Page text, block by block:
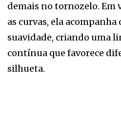
demais no tornozelo. Em
as curvas, ela acompanha
suavidade, criando uma
contínua que favorece
silhueta.